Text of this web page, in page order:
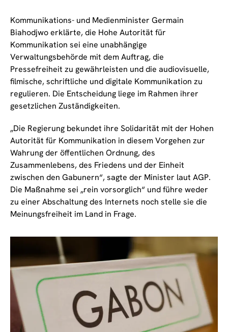
Kommunikations- und Medienminister Germain
Biahodjwo erklärte, die Hohe Autorität für
Kommunikation sei eine unabhängige
Verwaltungsbehörde mit dem Auftrag, die
Pressefreiheit zu gewährleisten und die audiovisuelle,
filmische, schriftliche und digitale Kommunikation zu
regulieren. Die Entscheidung liege im Rahmen ihrer
gesetzlichen Zuständigkeiten.
„Die Regierung bekundet ihre Solidarität mit der Hohen
Autorität für Kommunikation in diesem Vorgehen zur
Wahrung der öffentlichen Ordnung, des
Zusammenlebens, des Friedens und der Einheit
zwischen den Gabunern“, sagte der Minister laut AGP.
Die Maßnahme sei „rein vorsorglich“ und führe weder
zu einer Abschaltung des Internets noch stelle sie die
Meinungsfreiheit im Land in Frage.